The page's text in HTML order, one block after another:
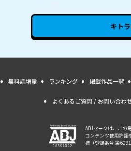
キトラ
無料話増量 ランキング 掲載作品一覧
よくあるご質問 / お問い合わ
ABJマークは、この
コンテンツ使用許諾
標（登録番号 第